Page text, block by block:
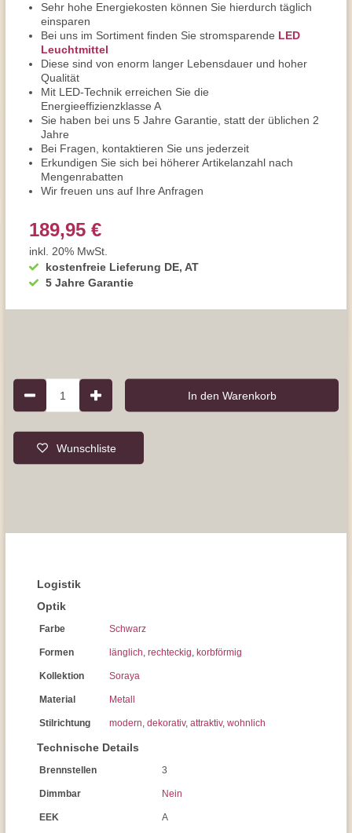
Sehr hohe Energiekosten können Sie hierdurch täglich
einsparen
Bei uns im Sortiment finden Sie stromsparende LED
Leuchtmittel
Diese sind von enorm langer Lebensdauer und hoher
Qualität
Mit LED-Technik erreichen Sie die
Energieeffizienzklasse A
Sie haben bei uns 5 Jahre Garantie, statt der üblichen 2
Jahre
Bei Fragen, kontaktieren Sie uns jederzeit
Erkundigen Sie sich bei höherer Artikelanzahl nach
Mengenrabatten
Wir freuen uns auf Ihre Anfragen
kostenfreie Lieferung DE, AT
5 Jahre Garantie
189,95 €
inkl. 20% MwSt.
1 In den Warenkorb
Wunschliste
Logistik
Optik
Farbe Schwarz
Formen länglich, rechteckig, korbförmig
Kollektion Soraya
Material Metall
Stilrichtung modern, dekorativ, attraktiv, wohnlich
Technische Details
Brennstellen 3
Dimmbar Nein
EEK A